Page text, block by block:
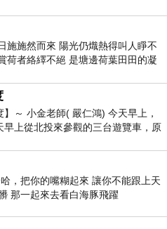
瑞士/天井瀑布
施施然而來 陽光仍熾熱得叫人睜不
荷者絡繹不絕 是塘邊荷葉田田的凝
是映日荷花別樣紅
】～ 小金老師( 嚴仁鴻) 今天早上，
早上從北投來參觀的三台遊覽車，原
不多要安靜下來，卻發
，把你的嘴糊起來 讓你不能跟上天
那一起來去看白海豚飛躍